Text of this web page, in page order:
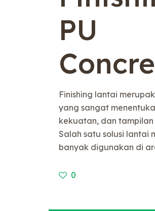
PU
Finishing lantai
yang sangat
kekuatan, dan
Salah satu solusi lantai
banyak digunakan di
0